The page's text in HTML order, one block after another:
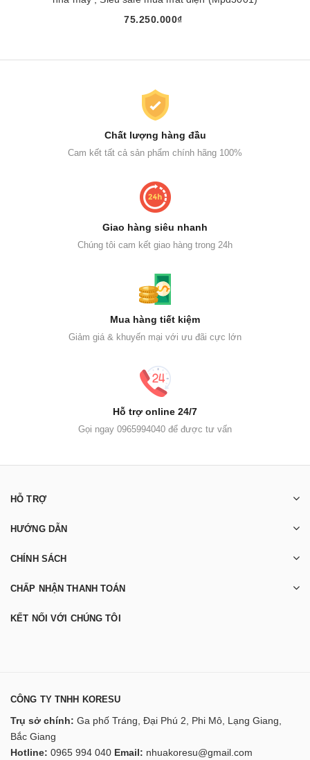
75.250.000₫
Chất lượng hàng đầu
Cam kết tất cả sản phẩm chính hãng 100%
Giao hàng siêu nhanh
Chúng tôi cam kết giao hàng trong 24h
Mua hàng tiết kiệm
Giảm giá & khuyến mại với ưu đãi cực lớn
Hỗ trợ online 24/7
Gọi ngay 0965994040 để được tư vấn
HỖ TRỢ
HƯỚNG DẪN
CHÍNH SÁCH
CHẤP NHẬN THANH TOÁN
KẾT NỐI VỚI CHÚNG TÔI
CÔNG TY TNHH KORESU
Trụ sở chính: Ga phố Tráng, Đại Phú 2, Phi Mô, Lạng Giang,
Bắc Giang
Hotline: 0965 994 040 Email: nhuakoresu@gmail.com